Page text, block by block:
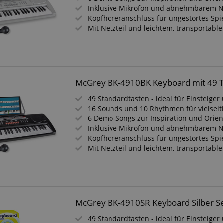
Inklusive Mikrofon und abnehmbarem
Kopfhöreranschluss für ungestörtes
Mit Netzteil und leichtem,
McGrey BK-4910BK Keyboard mit 49
49 Standardtasten - ideal für Einsteiger
16 Sounds und 10 Rhythmen für
6 Demo-Songs zur Inspiration und
Inklusive Mikrofon und abnehmbarem
Kopfhöreranschluss für ungestörtes
Mit Netzteil und leichtem,
McGrey BK-4910SR Keyboard Silber
49 Standardtasten - ideal für Einsteiger
script.com
Monat
www.kirstein.de Session
Dieses Cookie wird
Benutzersitzungszustand
www.kirstein.de Session
Es gibt viele
die mit diesem Namen
die Verwendung auf
Website empfohlen. In
wird es jedoch
von Spracheinstellungen
möglicherweise Inhalte in
Sprache bereitzustellen.
ICC-Kategorie basiert auf
Datenschutzrichtlinien
um sicherzustellen, dass